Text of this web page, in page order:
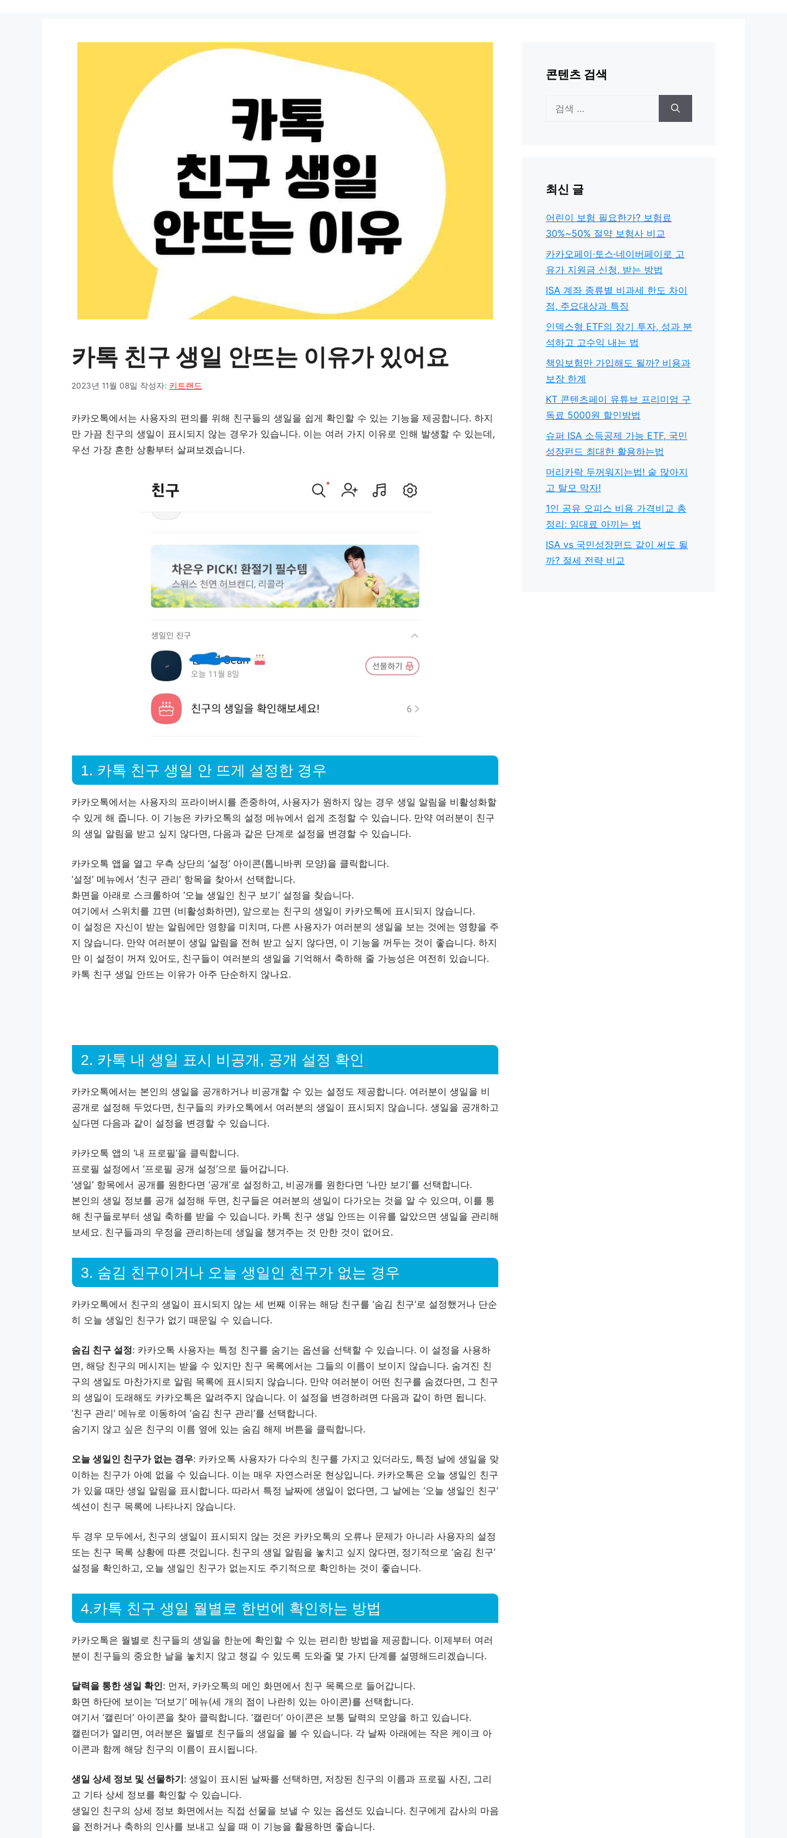
카톡 친구 생일 안뜨는 이유가 있어요
2023년 11월 08일 작성자: 키트랜드
카카오톡에서는 사용자의 편의를 위해 친구들의 생일을 쉽게 확인할 수 있는 기능을 제공합니다. 하지
만 가끔 친구의 생일이 표시되지 않는 경우가 있습니다. 이는 여러 가지 이유로 인해 발생할 수 있는데,
우선 가장 흔한 상황부터 살펴보겠습니다.
1. 카톡 친구 생일 안 뜨게 설정한 경우
카카오톡에서는 사용자의 프라이버시를 존중하여, 사용자가 원하지 않는 경우 생일 알림을 비활성화할
수 있게 해 줍니다. 이 기능은 카카오톡의 설정 메뉴에서 쉽게 조정할 수 있습니다. 만약 여러분이 친구
의 생일 알림을 받고 싶지 않다면, 다음과 같은 단계로 설정을 변경할 수 있습니다.
카카오톡 앱을 열고 우측 상단의 ‘설정’ 아이콘(톱니바퀴 모양)을 클릭합니다.
‘설정’ 메뉴에서 ‘친구 관리’ 항목을 찾아서 선택합니다.
화면을 아래로 스크롤하여 ‘오늘 생일인 친구 보기’ 설정을 찾습니다.
여기에서 스위치를 끄면 (비활성화하면), 앞으로는 친구의 생일이 카카오톡에 표시되지 않습니다.
이 설정은 자신이 받는 알림에만 영향을 미치며, 다른 사용자가 여러분의 생일을 보는 것에는 영향을 주
지 않습니다. 만약 여러분이 생일 알림을 전혀 받고 싶지 않다면, 이 기능을 꺼두는 것이 좋습니다. 하지
만 이 설정이 꺼져 있어도, 친구들이 여러분의 생일을 기억해서 축하해 줄 가능성은 여전히 있습니다.
카톡 친구 생일 안뜨는 이유가 아주 단순하지 않나요.
2. 카톡 내 생일 표시 비공개, 공개 설정 확인
카카오톡에서는 본인의 생일을 공개하거나 비공개할 수 있는 설정도 제공합니다. 여러분이 생일을 비
공개로 설정해 두었다면, 친구들의 카카오톡에서 여러분의 생일이 표시되지 않습니다. 생일을 공개하고
싶다면 다음과 같이 설정을 변경할 수 있습니다.
카카오톡 앱의 ‘내 프로필’을 클릭합니다.
프로필 설정에서 ‘프로필 공개 설정’으로 들어갑니다.
‘생일’ 항목에서 공개를 원한다면 ‘공개’로 설정하고, 비공개를 원한다면 ‘나만 보기’를 선택합니다.
본인의 생일 정보를 공개 설정해 두면, 친구들은 여러분의 생일이 다가오는 것을 알 수 있으며, 이를 통
해 친구들로부터 생일 축하를 받을 수 있습니다. 카톡 친구 생일 안뜨는 이유를 알았으면 생일을 관리해
보세요. 친구들과의 우정을 관리하는데 생일을 챙겨주는 것 만한 것이 없어요.
3. 숨김 친구이거나 오늘 생일인 친구가 없는 경우
카카오톡에서 친구의 생일이 표시되지 않는 세 번째 이유는 해당 친구를 ‘숨김 친구’로 설정했거나 단순
히 오늘 생일인 친구가 없기 때문일 수 있습니다.
숨김 친구 설정: 카카오톡 사용자는 특정 친구를 숨기는 옵션을 선택할 수 있습니다. 이 설정을 사용하
면, 해당 친구의 메시지는 받을 수 있지만 친구 목록에서는 그들의 이름이 보이지 않습니다. 숨겨진 친
구의 생일도 마찬가지로 알림 목록에 표시되지 않습니다. 만약 여러분이 어떤 친구를 숨겼다면, 그 친구
의 생일이 도래해도 카카오톡은 알려주지 않습니다. 이 설정을 변경하려면 다음과 같이 하면 됩니다.
‘친구 관리’ 메뉴로 이동하여 ‘숨김 친구 관리’를 선택합니다.
숨기지 않고 싶은 친구의 이름 옆에 있는 숨김 해제 버튼을 클릭합니다.
오늘 생일인 친구가 없는 경우: 카카오톡 사용자가 다수의 친구를 가지고 있더라도, 특정 날에 생일을 맞
이하는 친구가 아예 없을 수 있습니다. 이는 매우 자연스러운 현상입니다. 카카오톡은 오늘 생일인 친구
가 있을 때만 생일 알림을 표시합니다. 따라서 특정 날짜에 생일이 없다면, 그 날에는 ‘오늘 생일인 친구’
섹션이 친구 목록에 나타나지 않습니다.
두 경우 모두에서, 친구의 생일이 표시되지 않는 것은 카카오톡의 오류나 문제가 아니라 사용자의 설정
또는 친구 목록 상황에 따른 것입니다. 친구의 생일 알림을 놓치고 싶지 않다면, 정기적으로 ‘숨김 친구’
설정을 확인하고, 오늘 생일인 친구가 없는지도 주기적으로 확인하는 것이 좋습니다.
4.카톡 친구 생일 월별로 한번에 확인하는 방법
카카오톡은 월별로 친구들의 생일을 한눈에 확인할 수 있는 편리한 방법을 제공합니다. 이제부터 여러
분이 친구들의 중요한 날을 놓치지 않고 챙길 수 있도록 도와줄 몇 가지 단계를 설명해드리겠습니다.
달력을 통한 생일 확인: 먼저, 카카오톡의 메인 화면에서 친구 목록으로 들어갑니다.
화면 하단에 보이는 ‘더보기’ 메뉴(세 개의 점이 나란히 있는 아이콘)를 선택합니다.
여기서 ‘캘린더’ 아이콘을 찾아 클릭합니다. ‘캘린더’ 아이콘은 보통 달력의 모양을 하고 있습니다.
캘린더가 열리면, 여러분은 월별로 친구들의 생일을 볼 수 있습니다. 각 날짜 아래에는 작은 케이크 아
이콘과 함께 해당 친구의 이름이 표시됩니다.
생일 상세 정보 및 선물하기: 생일이 표시된 날짜를 선택하면, 저장된 친구의 이름과 프로필 사진, 그리
고 기타 상세 정보를 확인할 수 있습니다.
생일인 친구의 상세 정보 화면에서는 직접 선물을 보낼 수 있는 옵션도 있습니다. 친구에게 감사의 마음
을 전하거나 축하의 인사를 보내고 싶을 때 이 기능을 활용하면 좋습니다.
콘텐츠 검색
최신 글
어린이 보험 필요한가? 보험료
30%~50% 절약 보험사 비교
카카오페이·토스·네이버페이로 고
유가 지원금 신청, 받는 방법
ISA 계좌 종류별 비과세 한도 차이
점, 주요대상과 특징
인덱스형 ETF의 장기 투자, 성과 분
석하고 고수익 내는 법
책임보험만 가입해도 될까? 비용과
보장 한계
KT 콘텐츠페이 유튜브 프리미엄 구
독료 5000원 할인방법
슈퍼 ISA 소득공제 가능 ETF, 국민
성장펀드 최대한 활용하는법
머리카락 두꺼워지는법! 숱 많아지
고 탈모 막자!
1인 공유 오피스 비용 가격비교 총
정리: 임대료 아끼는 법
ISA vs 국민성장펀드 같이 써도 될
까? 절세 전략 비교